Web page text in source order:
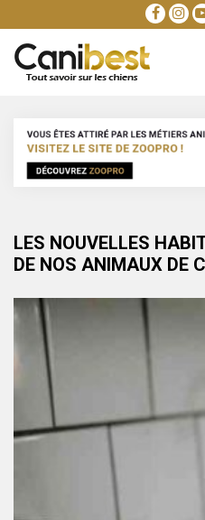
LES NOUVELLES
DE NOS ANIMAUX DE